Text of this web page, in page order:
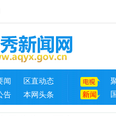
闻
区直动态
告 本网头条